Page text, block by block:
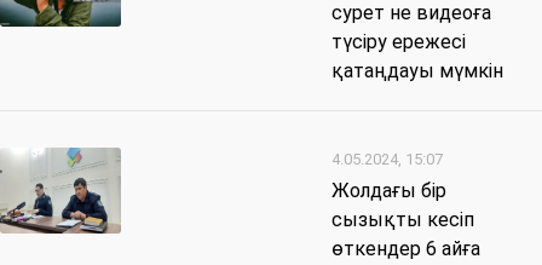
сурет не видеоға
түсіру ережесі
қатаңдауы мүмкін
4.05.2024, 15:07
Жолдағы бір
сызықты кесіп
өткендер 6 айға